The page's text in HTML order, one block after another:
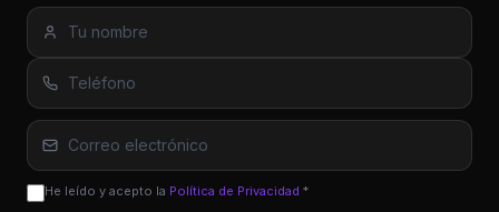
He leído y acepto la Política de Privacidad *